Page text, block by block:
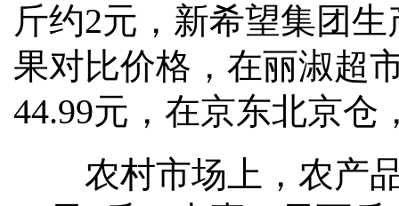
斤约2元，新希望集团
果对比价格，在丽淑超
44.99元，在京东北京仓
农村市场上，农产品